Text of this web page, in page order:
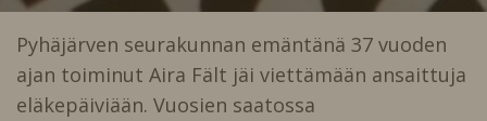
Pyhäjärven seurakunnan emäntänä 37 vuoden
ajan toiminut Aira Fält jäi viettämään ansaittuja
eläkepäiviään. Vuosien saatossa